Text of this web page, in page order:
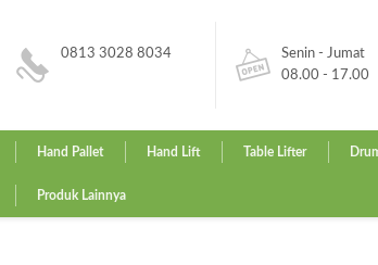
0813 3028 8034
Senin - Jumat
08.00 - 17.00
Hand Pallet Hand Lift Table Lifter
Produk Lainnya